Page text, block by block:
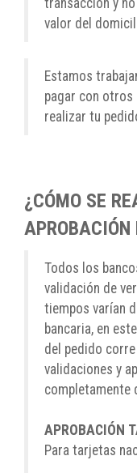
transacción y
valor del
Estamos
pagar con otros
realizar tu
¿CÓMO SE
Todos los
validación de
tiempos varían
bancaria, en
del pedido
validaciones y
completamente
APROBACIÓN
Para tarjetas